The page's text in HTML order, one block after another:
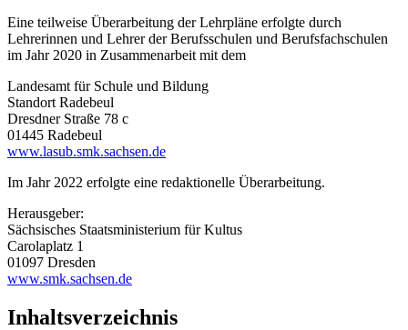
Eine teilweise Überarbeitung der Lehrpläne erfolgte durch
Lehrerinnen und Lehrer der Berufsschulen und Berufsfachschulen
im Jahr 2020 in Zusammenarbeit mit dem
Landesamt für Schule und Bildung
Standort Radebeul
Dresdner Straße 78 c
01445 Radebeul
www.lasub.smk.sachsen.de
Im Jahr 2022 erfolgte eine redaktionelle Überarbeitung.
Herausgeber:
Sächsisches Staatsministerium für Kultus
Carolaplatz 1
01097 Dresden
www.smk.sachsen.de
Inhaltsverzeichnis